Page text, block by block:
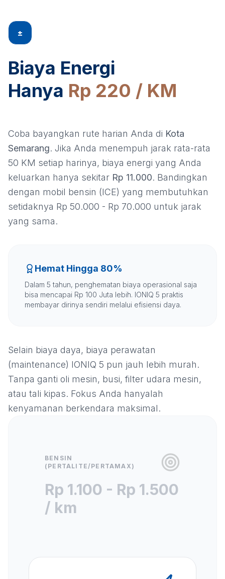
±
Biaya Energi
Hanya Rp 220 / KM
Coba bayangkan rute harian Anda di Kota
Semarang. Jika Anda menempuh jarak rata-rata
50 KM setiap harinya, biaya energi yang Anda
keluarkan hanya sekitar Rp 11.000. Bandingkan
dengan mobil bensin (ICE) yang membutuhkan
setidaknya Rp 50.000 - Rp 70.000 untuk jarak
yang sama.
Hemat Hingga 80%
Dalam 5 tahun, penghematan biaya operasional saja
bisa mencapai Rp 100 Juta lebih. IONIQ 5 praktis
membayar dirinya sendiri melalui efisiensi daya.
Selain biaya daya, biaya perawatan
(maintenance) IONIQ 5 pun jauh lebih murah.
Tanpa ganti oli mesin, busi, filter udara mesin,
atau tali kipas. Fokus Anda hanyalah
kenyamanan berkendara maksimal.
BENSIN
(PERTALITE/PERTAMAX)
Rp 1.100 - Rp 1.500
/ km